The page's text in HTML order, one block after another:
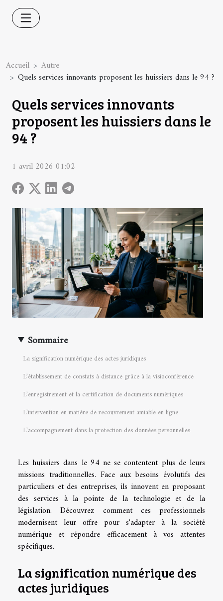
Accueil
Autre
Quels services innovants proposent les huissiers dans le 94 ?
Quels services innovants
proposent les huissiers dans le
94 ?
1 avril 2026 01:02
Sommaire
La signification numérique des actes juridiques
L’établissement de constats à distance grâce à la visioconférence
L’enregistrement et la certification de documents numériques
L’intervention en matière de recouvrement amiable en ligne
L’accompagnement dans la protection des données personnelles
Les huissiers dans le 94 ne se contentent plus de leurs
missions traditionnelles. Face aux besoins évolutifs des
particuliers et des entreprises, ils innovent en proposant
des services à la pointe de la technologie et de la
législation. Découvrez comment ces professionnels
modernisent leur offre pour s'adapter à la société
numérique et répondre efficacement à vos attentes
spécifiques.
La signification numérique des
actes juridiques